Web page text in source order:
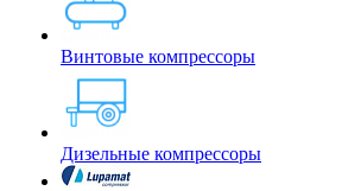
Винтовые компрессоры
Дизельные компрессоры